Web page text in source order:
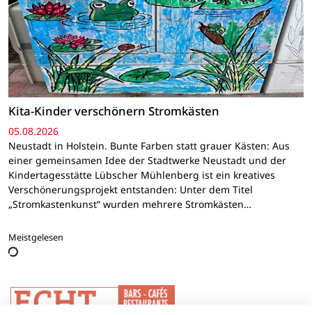
Kita-Kinder verschönern Stromkästen
05.08.2026
Neustadt in Holstein. Bunte Farben statt grauer Kästen: Aus
einer gemeinsamen Idee der Stadtwerke Neustadt und der
Kindertagesstätte Lübscher Mühlenberg ist ein kreatives
Verschönerungsprojekt entstanden: Unter dem Titel
„Stromkastenkunst“ wurden mehrere Stromkästen…
Meistgelesen